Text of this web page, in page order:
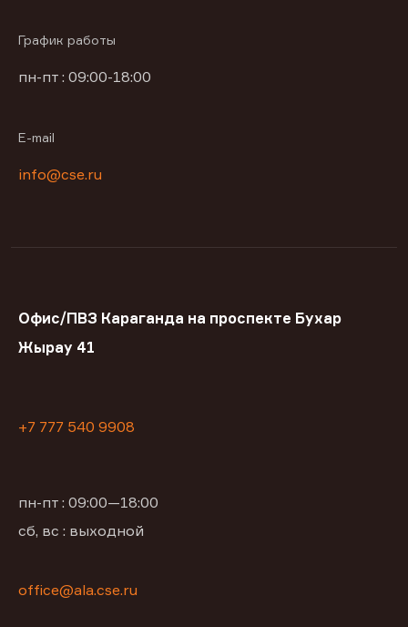
График работы
пн-пт : 09:00-18:00
E-mail
info@cse.ru
Офис/ПВЗ Караганда на проспекте Бухар
Жырау 41
+7 777 540 9908
пн-пт : 09:00—18:00
сб, вс : выходной
office@ala.cse.ru